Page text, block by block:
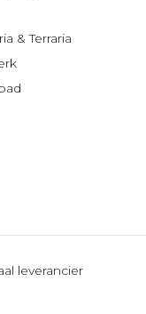
& Terraria
leverancier